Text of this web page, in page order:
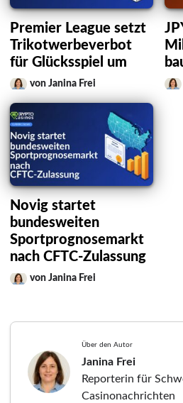
Premier League setzt
Trikotwerbeverbot
für Glücksspiel um
von Janina Frei
Novig startet
bundesweiten
Sportprognosemarkt
nach CFTC-Zulassung
von Janina Frei
Über den Autor
Janina Frei
Reporterin für
Casinonachrichten